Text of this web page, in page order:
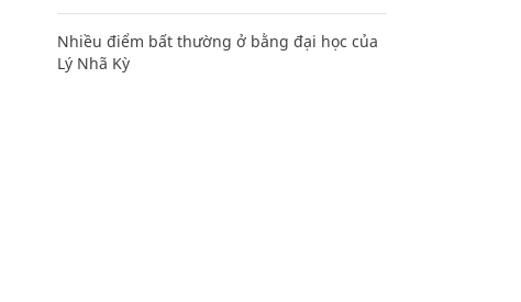
Nhiều điểm bất thường ở bằng đại học của
Lý Nhã Kỳ